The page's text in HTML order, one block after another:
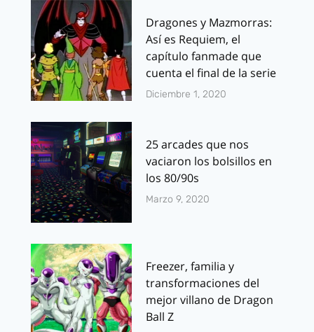
Dragones y Mazmorras:
Así es Requiem, el
capítulo fanmade que
cuenta el final de la serie
Diciembre 1, 2020
25 arcades que nos
vaciaron los bolsillos en
los 80/90s
Marzo 9, 2020
Freezer, familia y
transformaciones del
mejor villano de Dragon
Ball Z